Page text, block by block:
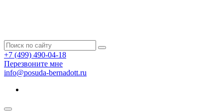
+7 (499) 490-04-18
Перезвоните мне
info@posuda-bernadott.ru